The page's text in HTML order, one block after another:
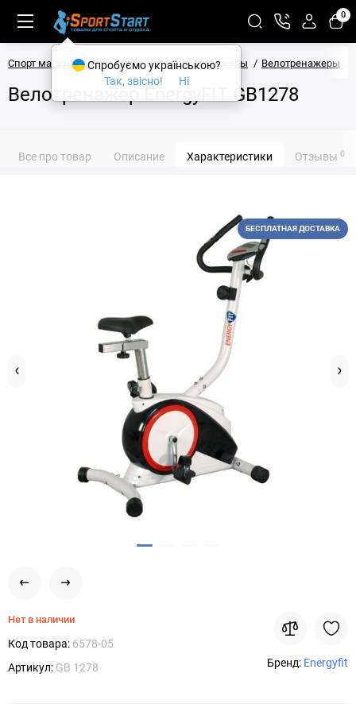
0
Спорт магазин SPORTSTART Кардиотренажеры Велотренажеры
Велотренажер EnergyFIT GB1278
Все про товар Описание Характеристики Отзывы 0
БЕСПЛАТНАЯ ДОСТАВКА
Нет в наличии
Код товара: 6578-05
Артикул: GB 1278 Бренд: Energyfit
Спробуємо українською?
Так, звісно!
Ні